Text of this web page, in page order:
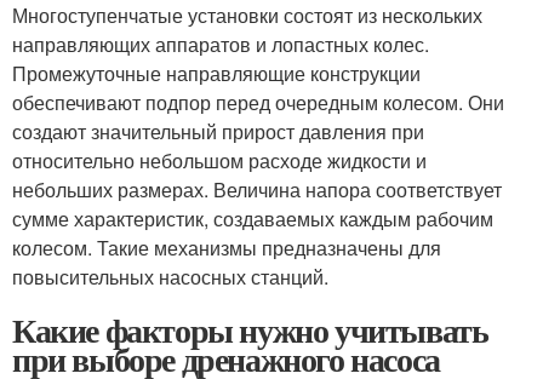
Многоступенчатые установки состоят из нескольких
направляющих аппаратов и лопастных колес.
Промежуточные направляющие конструкции
обеспечивают подпор перед очередным колесом. Они
создают значительный прирост давления при
относительно небольшом расходе жидкости и
небольших размерах. Величина напора соответствует
сумме характеристик, создаваемых каждым рабочим
колесом. Такие механизмы предназначены для
повысительных насосных станций.
Какие факторы нужно учитывать
при выборе дренажного насоса